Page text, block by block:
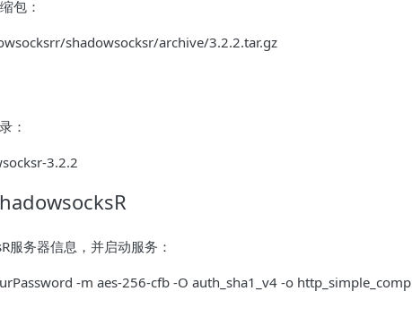
包：
shadowsocksr/archive/3.2.2.tar.gz
：
3.2.2
服务器信息，并启动服务：
-m aes-256-cfb -O auth_sha1_v4 -o http_simple_comp